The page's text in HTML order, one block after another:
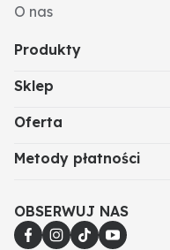
O nas
Produkty
Sklep
Oferta
Metody płatności
OBSERWUJ NAS